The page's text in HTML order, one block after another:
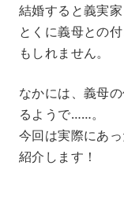
結婚すると義実
とくに義母との
もしれません。
なかには、義母
るようで……。
今回は実際にあ
紹介します！